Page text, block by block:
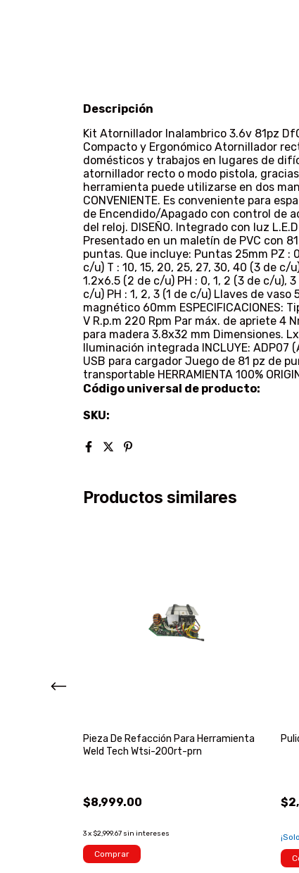
Descripción
Kit Atornillador Inalambrico 3.6v 81pz
Compacto y Ergonómico Atornillador
domésticos y trabajos en lugares de
atornillador recto o modo pistola,
herramienta puede utilizarse en dos
CONVENIENTE. Es conveniente para
de Encendido/Apagado con control de
del reloj. DISEÑO. Integrado con luz
Presentado en un maletín de PVC con
puntas. Que incluye: Puntas 25mm PZ :
c/u) T : 10, 15, 20, 25, 27, 30, 40 (3 de c/
1.2x6.5 (2 de c/u) PH : 0, 1, 2 (3 de c/u),
c/u) PH : 1, 2, 3 (1 de c/u) Llaves de
magnético 60mm ESPECIFICACIONES:
V R.p.m 220 Rpm Par máx. de apriete 4
para madera 3.8x32 mm Dimensiones.
Iluminación integrada INCLUYE: ADP07
USB para cargador Juego de 81 pz de
transportable HERRAMIENTA 100%
Código universal de producto:
SKU:
Productos similares
Pieza De Refacción Para Herramienta
Weld Tech Wtsi-200rt-prn
$8,999.00
3x $2,999.67 sin intereses
Comprar